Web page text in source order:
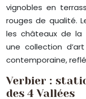
vignobles en
rouges de qualité.
les châteaux de la
une collection
contemporaine,
Verbier :
des 4 Vallées